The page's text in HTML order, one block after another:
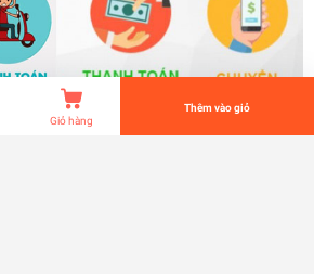
Tiến Hành Thanh Toán
Giỏ hàng
Thêm vào giỏ